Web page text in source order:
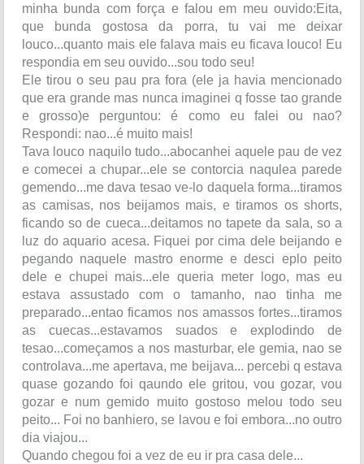
minha bunda com força e falou em meu ouvido:Eita,
que bunda gostosa da porra, tu vai me deixar
louco...quanto mais ele falava mais eu ficava louco! Eu
respondia em seu ouvido...sou todo seu!
Ele tirou o seu pau pra fora (ele ja havia mencionado
que era grande mas nunca imaginei q fosse tao grande
e grosso)e perguntou: é como eu falei ou nao?
Respondi: nao...é muito mais!
Tava louco naquilo tudo...abocanhei aquele pau de vez
e comecei a chupar...ele se contorcia naqulea parede
gemendo...me dava tesao ve-lo daquela forma...tiramos
as camisas, nos beijamos mais, e tiramos os shorts,
ficando so de cueca...deitamos no tapete da sala, so a
luz do aquario acesa. Fiquei por cima dele beijando e
pegando naquele mastro enorme e desci eplo peito
dele e chupei mais...ele queria meter logo, mas eu
estava assustado com o tamanho, nao tinha me
preparado...entao ficamos nos amassos fortes...tiramos
as cuecas...estavamos suados e explodindo de
tesao...começamos a nos masturbar, ele gemia, nao se
controlava...me apertava, me beijava... percebi q estava
quase gozando foi qaundo ele gritou, vou gozar, vou
gozar e num gemido muito gostoso melou todo seu
peito... Foi no banhiero, se lavou e foi embora...no outro
dia viajou...
Quando chegou foi a vez de eu ir pra casa dele...